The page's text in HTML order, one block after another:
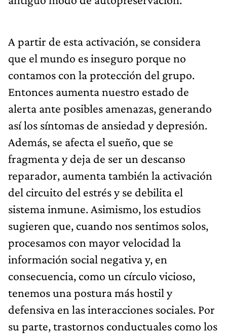
A partir de esta activación, se considera
que el mundo es inseguro porque no
contamos con la protección del grupo.
Entonces aumenta nuestro estado de
alerta ante posibles amenazas, generando
así los síntomas de ansiedad y depresión.
Además, se afecta el sueño, que se
fragmenta y deja de ser un descanso
reparador, aumenta también la activación
del circuito del estrés y se debilita el
sistema inmune. Asimismo, los estudios
sugieren que, cuando nos sentimos solos,
procesamos con mayor velocidad la
información social negativa y, en
consecuencia, como un círculo vicioso,
tenemos una postura más hostil y
defensiva en las interacciones sociales. Por
su parte, trastornos conductuales como los